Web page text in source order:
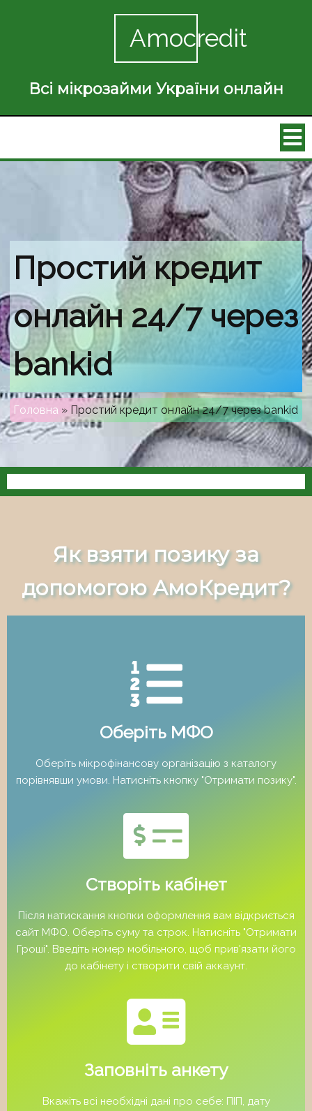
Amocredit
Всі мікрозайми України онлайн
Простий кредит
онлайн 24/7 через
bankid
Головна » Простий кредит онлайн 24/7 через bankid
Як взяти позику за
допомогою АмоКредит?
Оберіть МФО
Оберіть мікрофінансову організацію з каталогу
порівнявши умови. Натисніть кнопку "Отримати позику".
Створіть кабінет
Після натискання кнопки оформлення вам відкриється
сайт МФО. Оберіть суму та строк. Натисніть "Отримати
Гроші". Введіть номер мобільного, щоб прив'язати його
до кабінету і створити свій аккаунт.
Заповніть анкету
Вкажіть всі необхідні дані про себе: ПІП, дату